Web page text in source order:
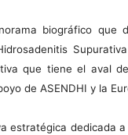
biográfico que
que tiene el aval
de ASENDHI y la
estratégica dedicada